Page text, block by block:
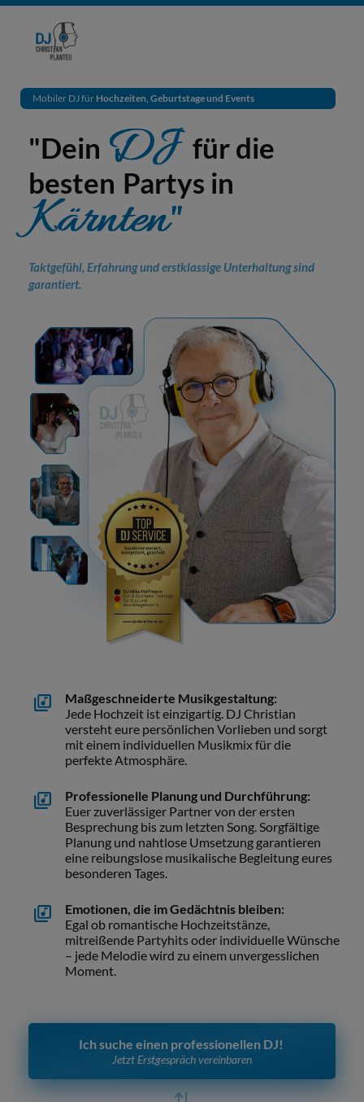
Mobiler DJ für Hochzeiten, Geburtstage und Events
"Dein DJ für die
besten Partys in
Kärnten"
Taktgefühl, Erfahrung und erstklassige Unterhaltung sind
garantiert.
Maßgeschneiderte Musikgestaltung:
Jede Hochzeit ist einzigartig. DJ Christian
versteht eure persönlichen Vorlieben und sorgt
mit einem individuellen Musikmix für die
perfekte Atmosphäre.
Professionelle Planung und Durchführung:
Euer zuverlässiger Partner von der ersten
Besprechung bis zum letzten Song. Sorgfältige
Planung und nahtlose Umsetzung garantieren
eine reibungslose musikalische Begleitung eures
besonderen Tages.
Emotionen, die im Gedächtnis bleiben:
Egal ob romantische Hochzeitstänze,
mitreißende Partyhits oder individuelle Wünsche
– jede Melodie wird zu einem unvergesslichen
Moment.
Ich suche einen professionellen DJ!
Jetzt Erstgespräch vereinbaren